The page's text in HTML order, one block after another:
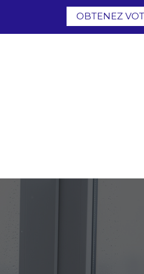
OBTENEZ